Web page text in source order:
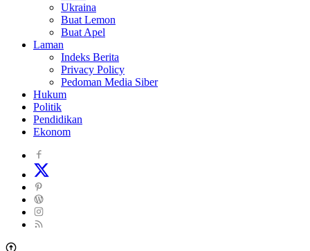
Ukraina
Buat Lemon
Buat Apel
Laman
Indeks Berita
Privacy Policy
Pedoman Media Siber
Hukum
Politik
Pendidikan
Ekonom